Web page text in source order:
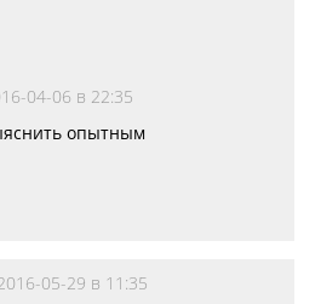
04-06 в 22:35
опытным
05-29 в 11:35